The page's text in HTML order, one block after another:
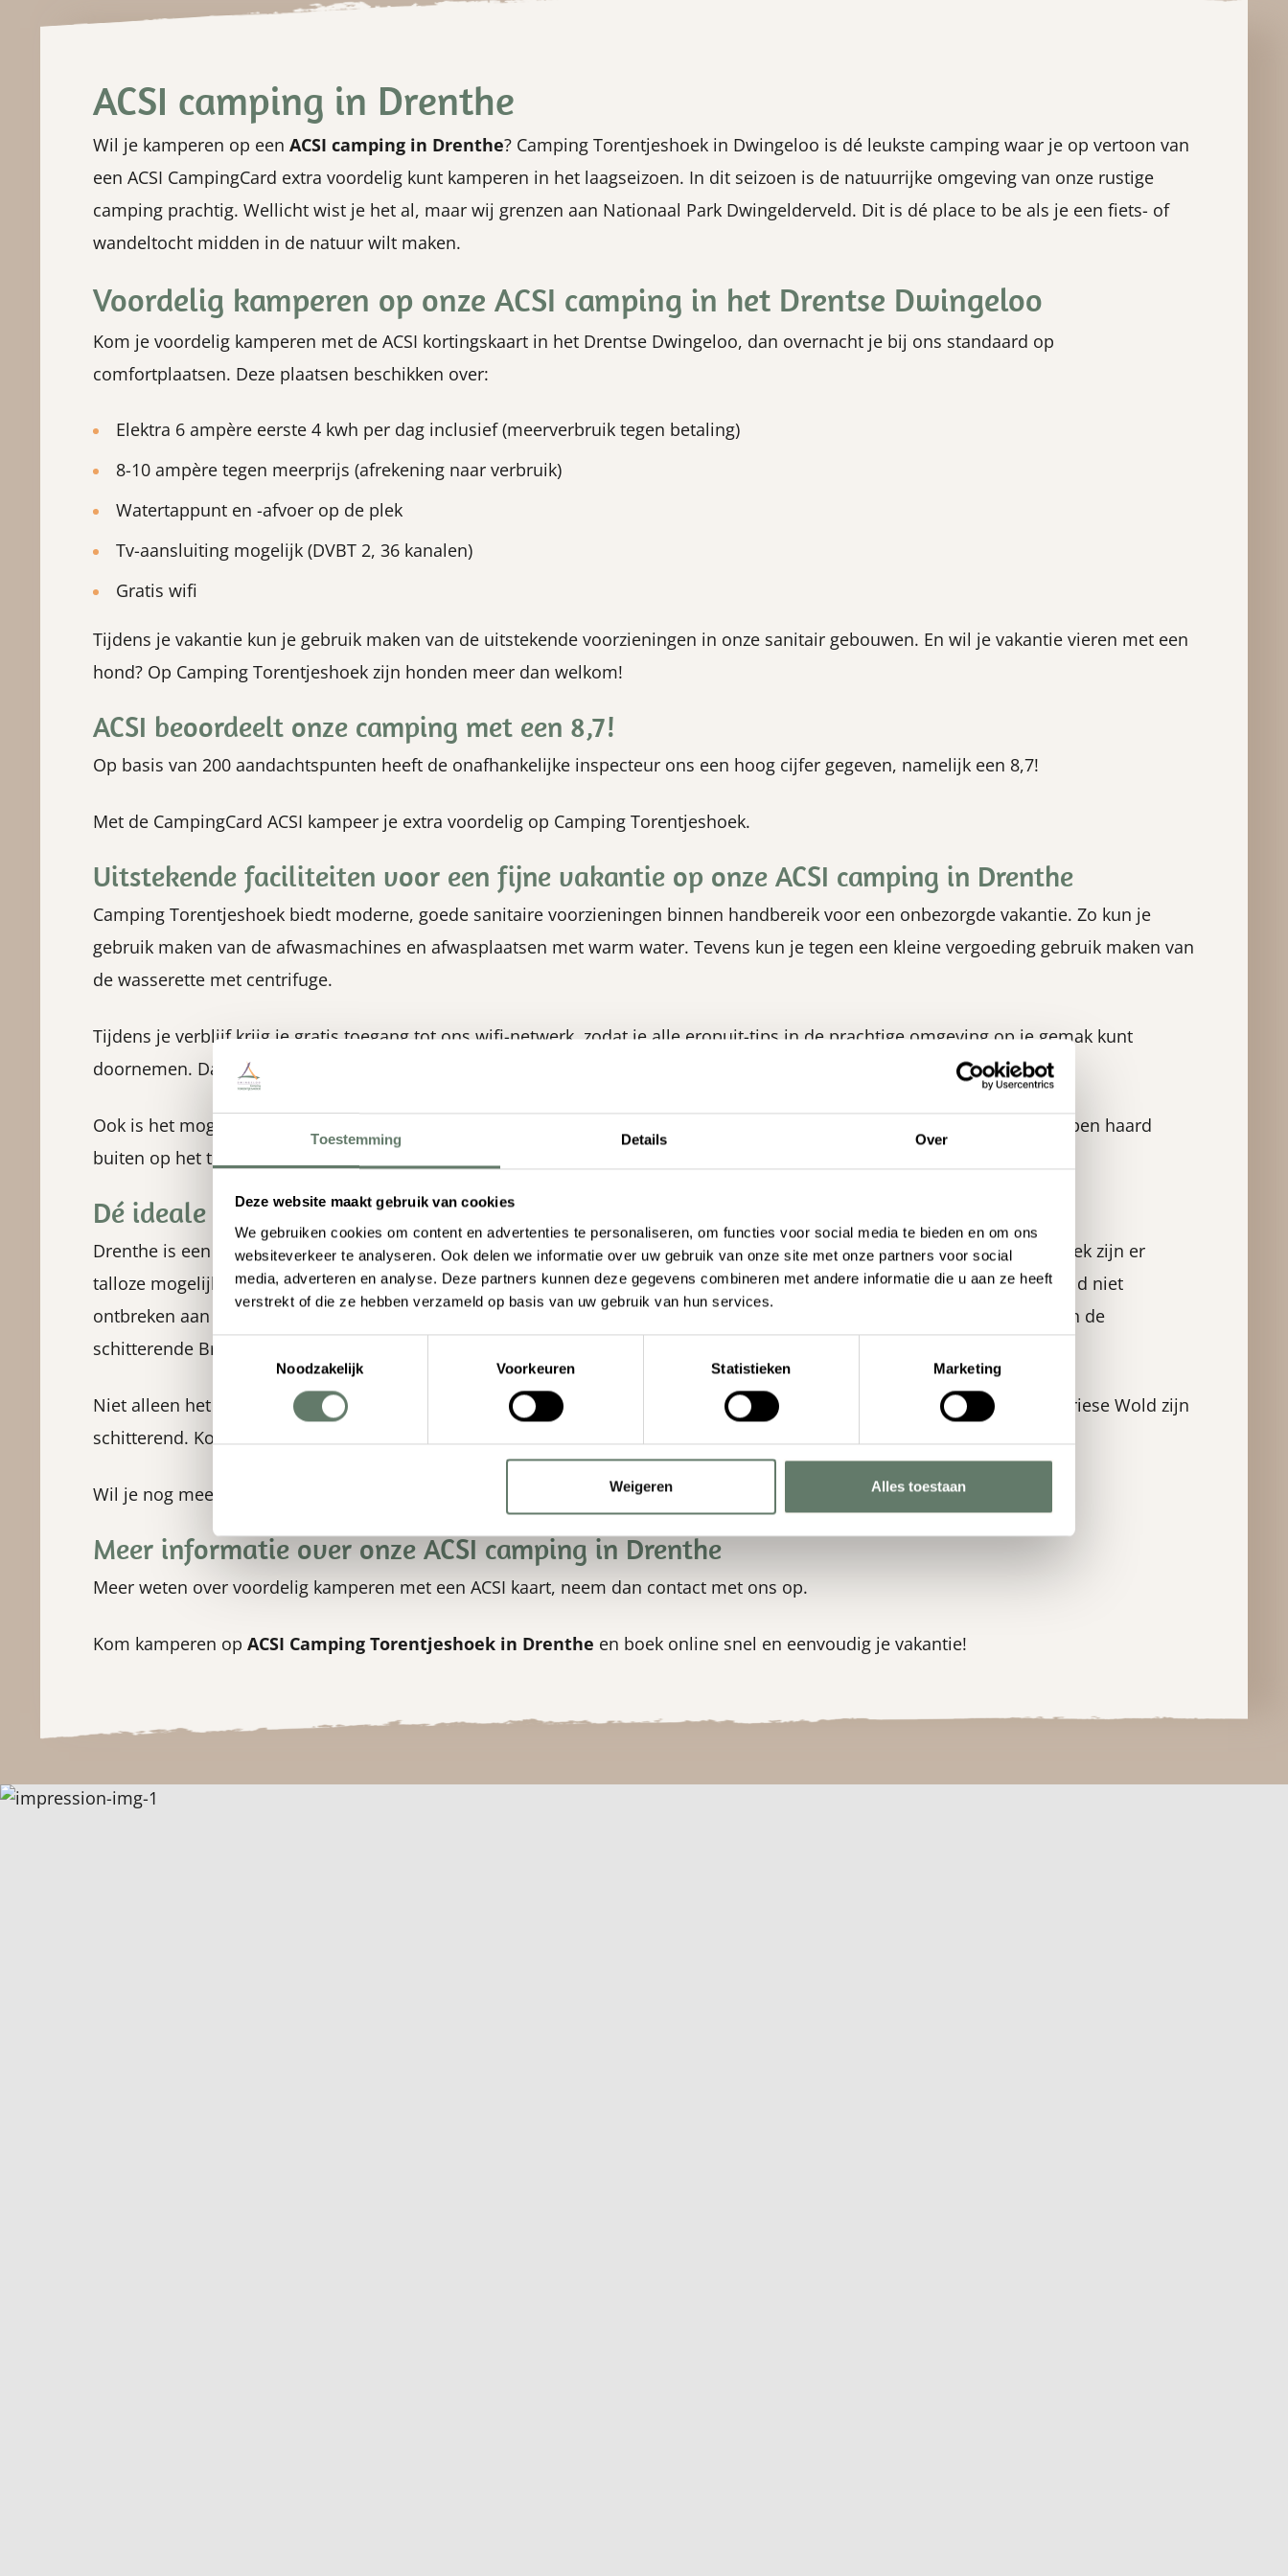
Toestemming Details Over
Deze website maakt gebruik van cookies
We gebruiken cookies om content en advertenties te personaliseren, om functies voor social media te bieden en om ons
websiteverkeer te analyseren. Ook delen we informatie over uw gebruik van onze site met onze partners voor social
media, adverteren en analyse. Deze partners kunnen deze gegevens combineren met andere informatie die u aan ze heeft
verstrekt of die ze hebben verzameld op basis van uw gebruik van hun services.
Toestemmingsselectie
Noodzakelijk
Voorkeuren Statistieken Marketing
Weigeren Alles toestaan
ACSI camping in Drenthe
Wil je kamperen op een ACSI camping in Drenthe? Camping Torentjeshoek in Dwingeloo is dé leukste camping waar je op vertoon van
een ACSI CampingCard extra voordelig kunt kamperen in het laagseizoen. In dit seizoen is de natuurrijke omgeving van onze rustige
camping prachtig. Wellicht wist je het al, maar wij grenzen aan Nationaal Park Dwingelderveld. Dit is dé place to be als je een fiets- of
wandeltocht midden in de natuur wilt maken.
Voordelig kamperen op onze ACSI camping in het Drentse Dwingeloo
Kom je voordelig kamperen met de ACSI kortingskaart in het Drentse Dwingeloo, dan overnacht je bij ons standaard op
comfortplaatsen. Deze plaatsen beschikken over:
Elektra 6 ampère eerste 4 kwh per dag inclusief (meerverbruik tegen betaling)
8-10 ampère tegen meerprijs (afrekening naar verbruik)
Watertappunt en -afvoer op de plek
Tv-aansluiting mogelijk (DVBT 2, 36 kanalen)
Gratis wifi
Tijdens je vakantie kun je gebruik maken van de uitstekende voorzieningen in onze sanitair gebouwen. En wil je vakantie vieren met een
hond? Op Camping Torentjeshoek zijn honden meer dan welkom!
ACSI beoordeelt onze camping met een 8,7!
Op basis van 200 aandachtspunten heeft de onafhankelijke inspecteur ons een hoog cijfer gegeven, namelijk een 8,7!
Met de CampingCard ACSI kampeer je extra voordelig op Camping Torentjeshoek.
Uitstekende faciliteiten voor een fijne vakantie op onze ACSI camping in Drenthe
Camping Torentjeshoek biedt moderne, goede sanitaire voorzieningen binnen handbereik voor een onbezorgde vakantie. Zo kun je
gebruik maken van de afwasmachines en afwasplaatsen met warm water. Tevens kun je tegen een kleine vergoeding gebruik maken van
de wasserette met centrifuge.
Tijdens je verblijf krijg je gratis toegang tot ons wifi-netwerk, zodat je alle eropuit-tips in de prachtige omgeving op je gemak kunt
doornemen. Daarnaast kun je een balletje gooien op onze Jeu-de-boulesbaan.
Ook is het mogelijk om smakelijk te genieten van een snack of maaltijd in ons brasserie en snackbar ’t Snackhuusie. De open haard
buiten op het terras en binnen maakt de gezellige sfeer helemaal compleet!
Dé ideale uitvalsbasis voor een fiets- of wandelvakantie in de natuur
Drenthe is een van de populairste provincies onder fiets- of wandelliefhebbers. In de omgeving van Camping Torentjeshoek zijn er
talloze mogelijkheden tijdens een onvergetelijke fiets- of wandel vakantie. Zo mag een tocht Nationale Park Dwingelderveld niet
ontbreken aan je verblijf in Dwingeloo. In een compacte omgeving zie je bossen, heide, vennetjes, heuvels, boerderijen en de
schitterende Brink.
Niet alleen het Dwingelderveld, Maar ook de vergezichten in het nabijgelegen natuurgebied Holtingerveld en het Drents Friese Wold zijn
schitterend. Kortom: genoeg mogelijkheden om de prachtige Drentse natuur te ontdekken.
Wil je nog meer eropuit-tips? Loop langs de receptie of neem contact met ons op voor meer informatie.
Meer informatie over onze ACSI camping in Drenthe
Meer weten over voordelig kamperen met een ACSI kaart, neem dan contact met ons op.
Kom kamperen op ACSI Camping Torentjeshoek in Drenthe en boek online snel en eenvoudig je vakantie!